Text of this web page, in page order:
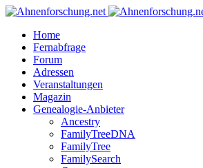
Home
Fernabfrage
Forum
Adressen
Veranstaltungen
Magazin
Genealogie-Anbieter
Ancestry
FamilyTreeDNA
FamilyTree
FamilySearch